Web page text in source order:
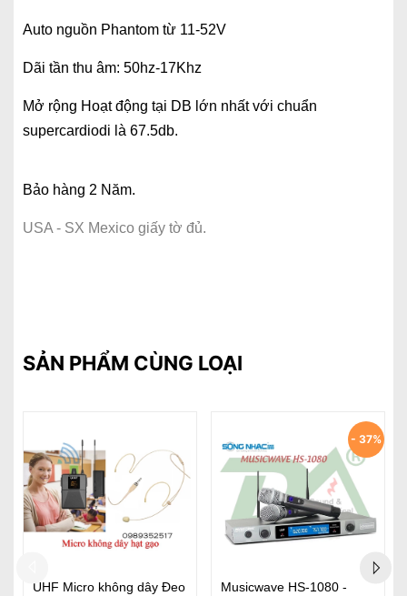
Auto nguồn Phantom từ 11-52V
Dãi tần thu âm: 50hz-17Khz
Mở rộng Hoạt động tại DB lớn nhất với chuẩn
supercardiodi là 67.5db.
Bảo hàng 2 Năm.
USA - SX Mexico giấy tờ đủ.
SẢN PHẨM CÙNG LOẠI
BaoMic BM89
BENLY HP7000 Mic Kim